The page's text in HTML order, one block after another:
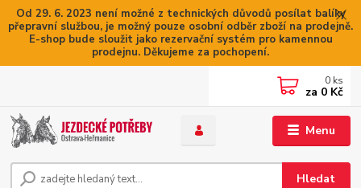
Od 29. 6. 2023 není možné z technických důvodů posílat balíky
přepravní službou, je možný pouze osobní odběr zboží na prodejně.
E-shop bude sloužit jako rezervační systém pro kamennou
prodejnu. Děkujeme za pochopení.
Menu
Hledat
0 ks
za 0 Kč